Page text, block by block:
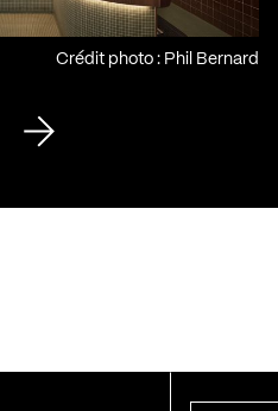
Crédit photo : Phil Bernard